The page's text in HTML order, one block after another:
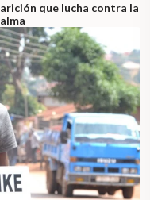
que lucha contra la